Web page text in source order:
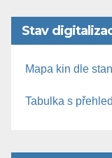
Stav
Mapa kin dle
Tabulka s